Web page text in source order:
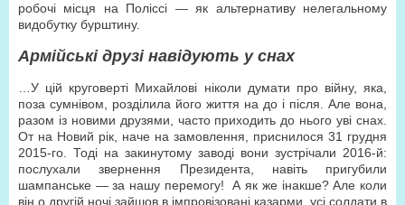
робочі місця на Поліссі — як альтернативу нелегальному
видобутку бурштину.
Армійські друзі навідують у снах
…У цій круговерті Михайлові ніколи думати про війну, яка,
поза сумнівом, розділила його життя на до і після. Але вона,
разом із новими друзями, часто приходить до нього уві снах.
От на Новий рік, наче на замовлення, приснилося 31 грудня
2015-го. Тоді на закинутому заводі вони зустрічали 2016-й:
послухали звернення Президента, навіть пригубили
шампанське — за нашу перемогу! А як же інакше? Але коли
він о другій ночі зайшов в імпровізовані казарми, усі солдати в